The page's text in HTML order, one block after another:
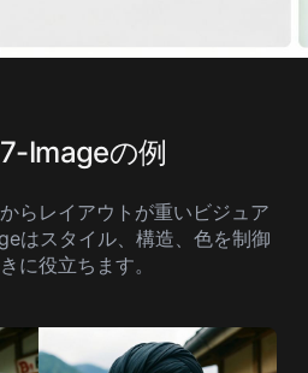
Imageの例
らレイアウトが重いビジュア
はスタイル、構造、色を制御
に役立ちます。